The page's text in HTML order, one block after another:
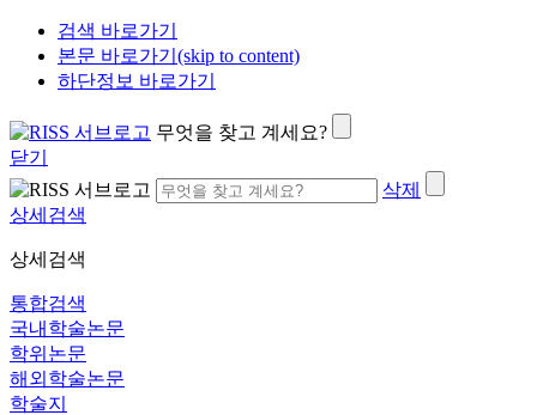
검색 바로가기
본문 바로가기(skip to content)
하단정보 바로가기
무엇을 찾고 계세요?
닫기
삭제
상세검색
상세검색
통합검색
국내학술논문
학위논문
해외학술논문
학술지